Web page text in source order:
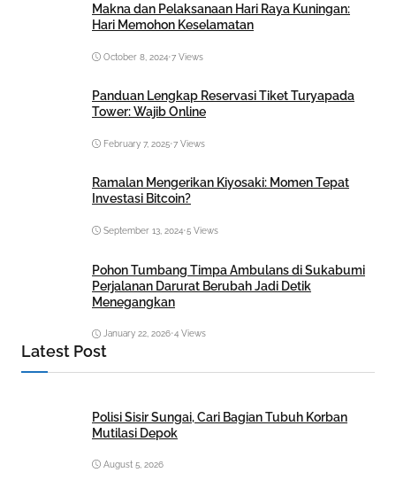
Makna dan Pelaksanaan Hari Raya Kuningan:
Hari Memohon Keselamatan
October 8, 2024•7 Views
Panduan Lengkap Reservasi Tiket Turyapada
Tower: Wajib Online
February 7, 2025•7 Views
Ramalan Mengerikan Kiyosaki: Momen Tepat
Investasi Bitcoin?
September 13, 2024•5 Views
Pohon Tumbang Timpa Ambulans di Sukabumi
Perjalanan Darurat Berubah Jadi Detik
Menegangkan
January 22, 2026•4 Views
Latest Post
Polisi Sisir Sungai, Cari Bagian Tubuh Korban
Mutilasi Depok
August 5, 2026